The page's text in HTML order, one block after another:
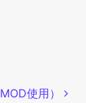
使用）